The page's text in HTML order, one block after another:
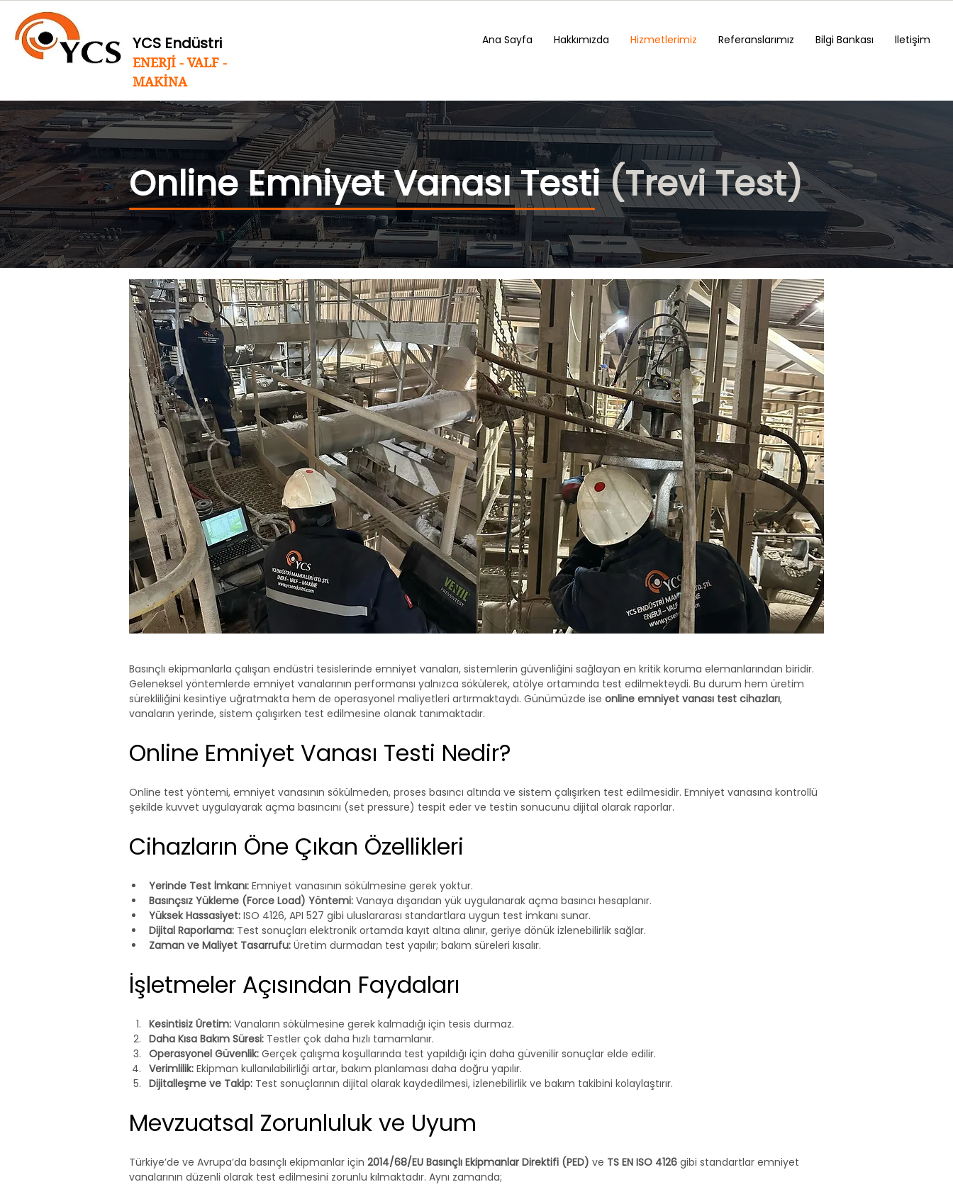
YCS Endüstri
ENERJİ - VALF -
MAKİNA
Ana Sayfa Hakkımızda Hizmetlerimiz Referanslarımız Bilgi Bankası İletişim
Online Emniyet Vanası Testi(Trevi Test)
Basınçlı ekipmanlarla çalışan endüstri tesislerinde emniyet vanaları, sistemlerin güvenliğini sağlayan en kritik koruma elemanlarından biridir.
Geleneksel yöntemlerde emniyet vanalarının performansı yalnızca sökülerek, atölye ortamında test edilmekteydi. Bu durum hem üretim
sürekliliğini kesintiye uğratmakta hem de operasyonel maliyetleri artırmaktaydı. Günümüzde ise online emniyet vanası test cihazları,
vanaların yerinde, sistem çalışırken test edilmesine olanak tanımaktadır.
Online Emniyet Vanası Testi Nedir?
Online test yöntemi, emniyet vanasının sökülmeden, proses basıncı altında ve sistem çalışırken test edilmesidir. Emniyet vanasına kontrollü
şekilde kuvvet uygulayarak açma basıncını (set pressure) tespit eder ve testin sonucunu dijital olarak raporlar.
Cihazların Öne Çıkan Özellikleri
Yerinde Test İmkanı: Emniyet vanasının sökülmesine gerek yoktur.
Basınçsız Yükleme (Force Load) Yöntemi: Vanaya dışarıdan yük uygulanarak açma basıncı hesaplanır.
Yüksek Hassasiyet: ISO 4126, API 527 gibi uluslararası standartlara uygun test imkanı sunar.
Dijital Raporlama: Test sonuçları elektronik ortamda kayıt altına alınır, geriye dönük izlenebilirlik sağlar.
Zaman ve Maliyet Tasarrufu: Üretim durmadan test yapılır; bakım süreleri kısalır.
İşletmeler Açısından Faydaları
Kesintisiz Üretim: Vanaların sökülmesine gerek kalmadığı için tesis durmaz.
Daha Kısa Bakım Süresi: Testler çok daha hızlı tamamlanır.
Operasyonel Güvenlik: Gerçek çalışma koşullarında test yapıldığı için daha güvenilir sonuçlar elde edilir.
Verimlilik: Ekipman kullanılabilirliği artar, bakım planlaması daha doğru yapılır.
Dijitalleşme ve Takip: Test sonuçlarının dijital olarak kaydedilmesi, izlenebilirlik ve bakım takibini kolaylaştırır.
Mevzuatsal Zorunluluk ve Uyum
Türkiye’de ve Avrupa’da basınçlı ekipmanlar için 2014/68/EU Basınçlı Ekipmanlar Direktifi (PED) ve TS EN ISO 4126 gibi standartlar emniyet
vanalarının düzenli olarak test edilmesini zorunlu kılmaktadır. Aynı zamanda;